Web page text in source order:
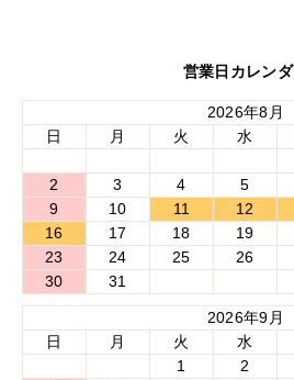
■モデル着用アイテム ⇒ インナー
営業日カレン
2026年8月
日
月 火 水
2
3 4 5
9
10 11 12
16
17 18 19
23
24 25 26
30
31
2026年9月
日
月 火 水
1
2